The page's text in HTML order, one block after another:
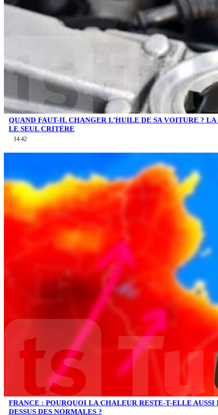
QUAND FAUT-IL CHANGER L’HUILE DE SA VOITURE ? LA
LE SEUL CRITÈRE
14:42
FRANCE : POURQUOI LA CHALEUR RESTE-T-ELLE AUSSI
DESSUS DES NORMALES ?